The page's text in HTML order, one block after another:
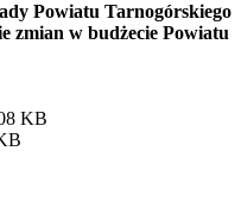
Powiatu Tarnogórskiego
zmian w budżecie Powiatu
KB